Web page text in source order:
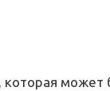
которая